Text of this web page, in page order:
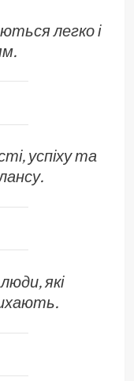
легко і
успіху та
які